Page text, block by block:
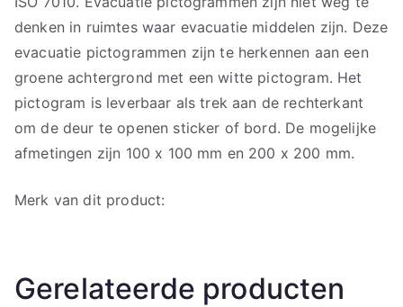
denken in ruimtes waar evacuatie middelen zijn. Deze
evacuatie pictogrammen zijn te herkennen aan een
groene achtergrond met een witte pictogram. Het
pictogram is leverbaar als trek aan de rechterkant
om de deur te openen sticker of bord. De mogelijke
afmetingen zijn 100 x 100 mm en 200 x 200 mm.
Merk van dit product:
Gerelateerde producten